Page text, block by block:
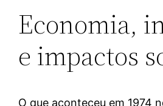
Economia,
e impactos
O que aconteceu em 1974